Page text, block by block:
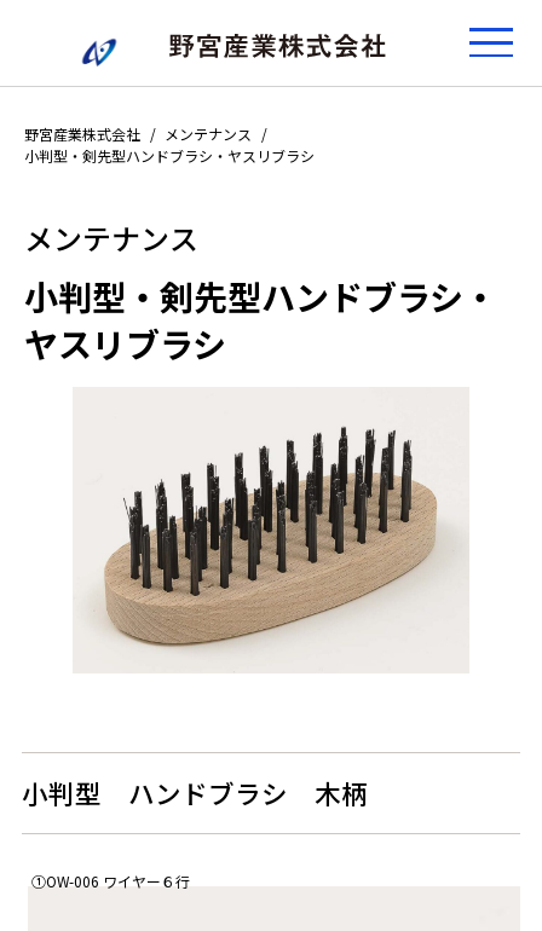
野宮産業株式会社
メンテナンス
小判型・剣先型ハンドブラシ・ヤスリブラシ
メンテナンス
小判型・剣先型ハンドブラシ・
ヤスリブラシ
小判型 ハンドブラシ 木柄
①OW-006 ワイヤー６行